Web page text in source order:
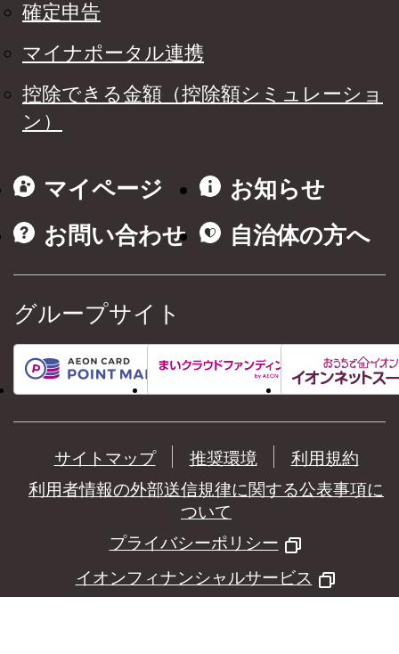
確定申告
マイナポータル連携
控除できる金額（控除額シミュレーショ
ン）
マイページ
お知らせ
お問い合わせ
自治体の方へ
グループサイト
サイトマップ 推奨環境
利用規約
利用者情報の外部送信規律に関する公表事項に
ついて
プライバシーポリシー
イオンフィナンシャルサービス